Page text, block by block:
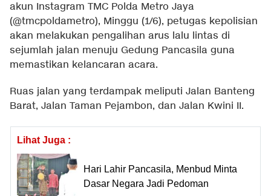
akun Instagram TMC Polda Metro Jaya
(@tmcpoldametro), Minggu (1/6), petugas kepolisian
akan melakukan pengalihan arus lalu lintas di
sejumlah jalan menuju Gedung Pancasila guna
memastikan kelancaran acara.
Ruas jalan yang terdampak meliputi Jalan Banteng
Barat, Jalan Taman Pejambon, dan Jalan Kwini II.
Lihat Juga :
Hari Lahir Pancasila, Menbud Minta
Dasar Negara Jadi Pedoman